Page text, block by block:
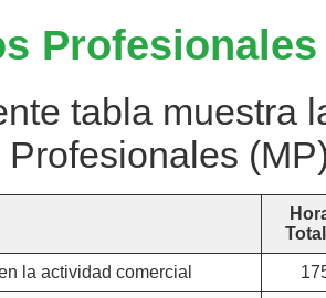
Profesionales
tabla muestra
Profesionales
la actividad comercial